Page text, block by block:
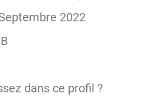
2022
dans ce profil ?